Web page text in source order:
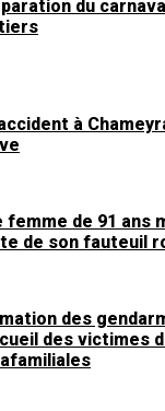
du
à
femme de 91 ans
de son fauteuil
des
des victimes